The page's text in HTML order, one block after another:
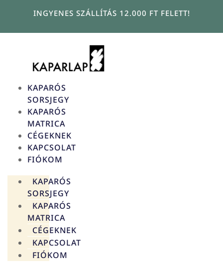
INGYENES SZÁLLÍTÁS 12.000 FT FELETT!
KAPARÓS
SORSJEGY
KAPARÓS
MATRICA
CÉGEKNEK
KAPCSOLAT
FIÓKOM
KAPARÓS
SORSJEGY
KAPARÓS
MATRICA
CÉGEKNEK
KAPCSOLAT
FIÓKOM